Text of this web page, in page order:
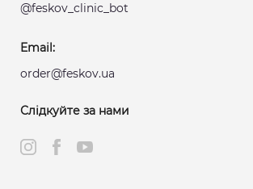
@feskov_clinic_bot
Email:
order@feskov.ua
Слідкуйте за нами